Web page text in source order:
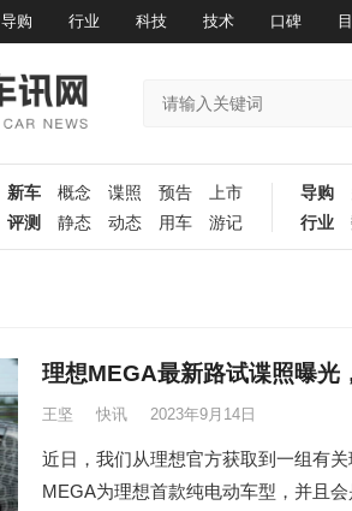
导购 行业 科技 技术 口碑
新车 概念 谍照 预告
上市
评测
静态 动态 用车 游记
导购
行业
理想MEGA最新路试谍照曝光
王坚 快讯 2023年9月14日
近日，我们从理想官方获取到一组有
MEGA为理想首款纯电动车型，并且